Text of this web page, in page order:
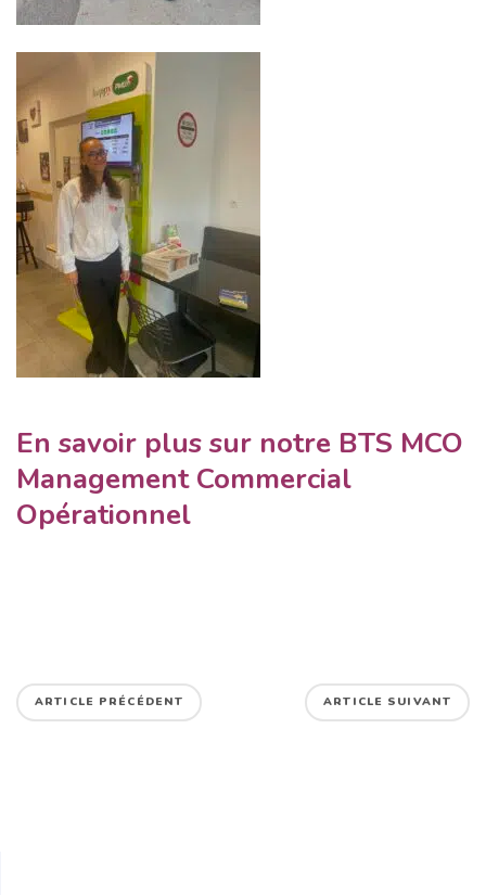
En savoir plus sur notre BTS MCO
Management Commercial
Opérationnel
ARTICLE PRÉCÉDENT ARTICLE SUIVANT